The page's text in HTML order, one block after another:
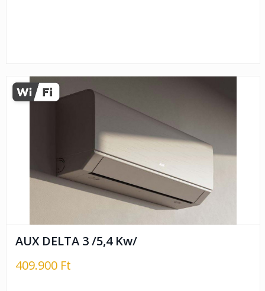
AUX DELTA 3 /5,4 Kw/
409.900 Ft